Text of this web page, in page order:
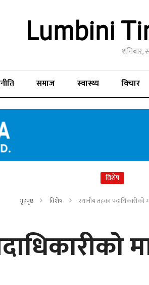
शनिबार,
समाज स्वास्थ्य विचार
विशेष
गृहपृष्ठ विशेष स्थानीय तहका पदाधिकारीको